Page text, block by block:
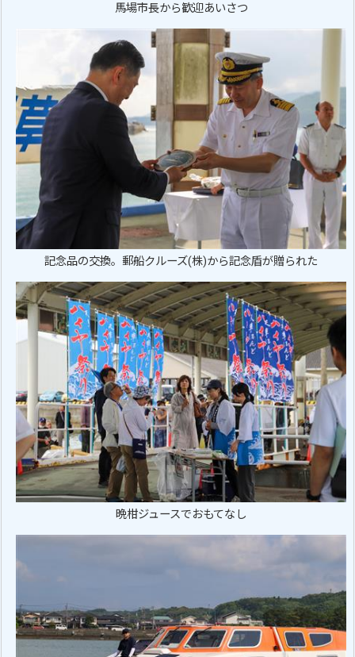
馬場市長から歓迎あいさつ
記念品の交換。郵船クルーズ(株)から記念盾が贈られた
晩柑ジュースでおもてなし